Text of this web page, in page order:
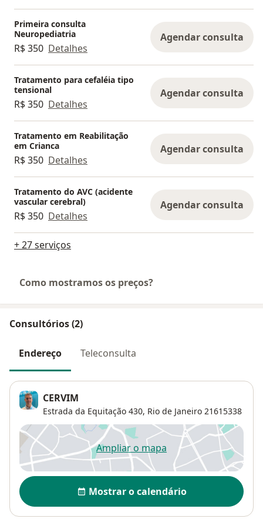
Primeira consulta
Neuropediatria
R$ 350 Detalhes
Agendar consulta
Tratamento para cefaléia tipo
tensional
R$ 350 Detalhes
Agendar consulta
Tratamento em Reabilitação
em Crianca
R$ 350 Detalhes
Agendar consulta
Tratamento do AVC (acidente
vascular cerebral)
R$ 350 Detalhes
Agendar consulta
+ 27 serviços
Como mostramos os preços?
Consultórios (2)
Endereço Teleconsulta
CERVIM
Estrada da Equitação 430, Rio de Janeiro 21615338
Ampliar o mapaabre num novo separador
Disponibilidade
Mostrar o calendário